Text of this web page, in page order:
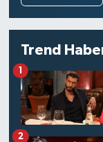
Trend
1
2